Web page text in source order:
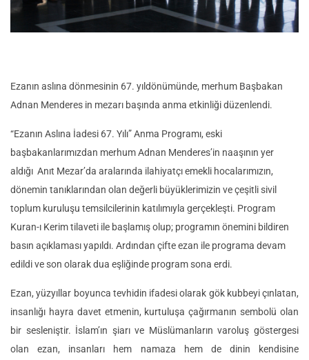
Ezanın aslına dönmesinin 67. yıldönümünde, merhum Başbakan
Adnan Menderes in mezarı başında anma etkinliği düzenlendi.
“Ezanın Aslına İadesi 67. Yılı” Anma Programı, eski
başbakanlarımızdan merhum Adnan Menderes’in naaşının yer
aldığı Anıt Mezar’da aralarında ilahiyatçı emekli hocalarımızın,
dönemin tanıklarından olan değerli büyüklerimizin ve çeşitli sivil
toplum kuruluşu temsilcilerinin katılımıyla gerçekleşti. Program
Kuran-ı Kerim tilaveti ile başlamış olup; programın önemini bildiren
basın açıklaması yapıldı. Ardından çifte ezan ile programa devam
edildi ve son olarak dua eşliğinde program sona erdi.
Ezan, yüzyıllar boyunca tevhidin ifadesi olarak gök kubbeyi çınlatan,
insanlığı hayra davet etmenin, kurtuluşa çağırmanın sembolü olan
bir sesleniştir. İslam’ın şiarı ve Müslümanların varoluş göstergesi
olan ezan, insanları hem namaza hem de dinin kendisine